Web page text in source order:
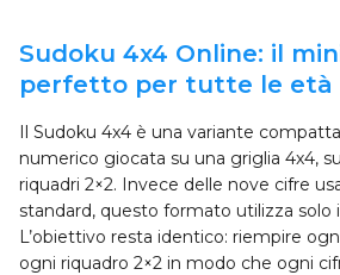
Sudoku 4x4 Online: il
perfetto per tutte le età
Il Sudoku 4x4 è una variante
numerico giocata su una griglia 4x4,
riquadri 2×2. Invece delle nove cifre
standard, questo formato utilizza solo
L’obiettivo resta identico: riempire
ogni riquadro 2×2 in modo che ogni